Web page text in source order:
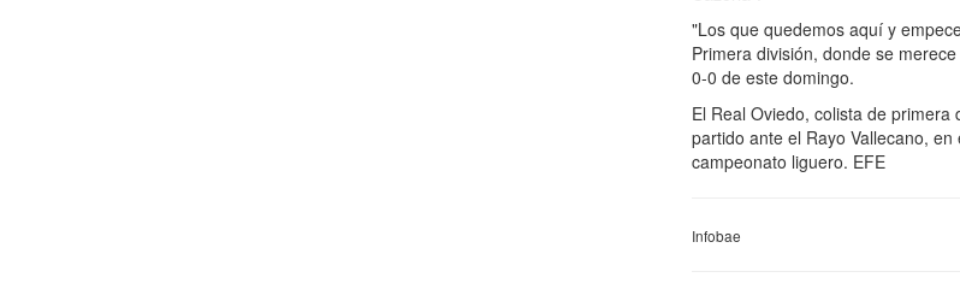
"Los que quedemos aquí y
Primera división, donde se
0-0 de este domingo.
El Real Oviedo, colista de
partido ante el Rayo Vallecano,
campeonato liguero. EFE
Infobae